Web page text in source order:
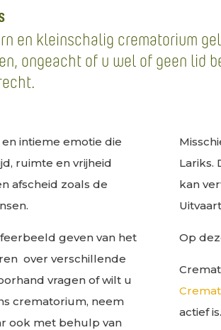
en kleinschalig crematorium
ongeacht of u wel of geen lid
intieme emotie die
ruimte en vrijheid
afscheid zoals de
geven van het
over verschillende
vragen of wilt u
crematorium, neem
ook met behulp van
Lariks.
kan
Op
actief is.